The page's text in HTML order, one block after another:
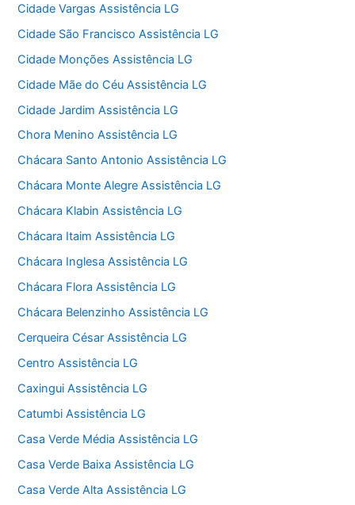
Cidade Vargas Assistência LG
Cidade São Francisco Assistência LG
Cidade Monções Assistência LG
Cidade Mãe do Céu Assistência LG
Cidade Jardim Assistência LG
Chora Menino Assistência LG
Chácara Santo Antonio Assistência LG
Chácara Monte Alegre Assistência LG
Chácara Klabin Assistência LG
Chácara Itaim Assistência LG
Chácara Inglesa Assistência LG
Chácara Flora Assistência LG
Chácara Belenzinho Assistência LG
Cerqueira César Assistência LG
Centro Assistência LG
Caxingui Assistência LG
Catumbi Assistência LG
Casa Verde Média Assistência LG
Casa Verde Baixa Assistência LG
Casa Verde Alta Assistência LG